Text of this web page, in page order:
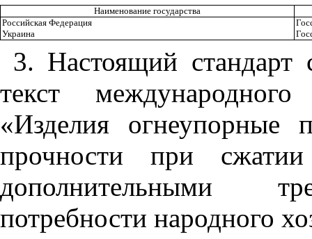
Наименование государства
Российская Федерация
Украина
3. Настоящий стандарт
текст
«Изделия огнеупорные
прочности при
дополнительными
потребности народного